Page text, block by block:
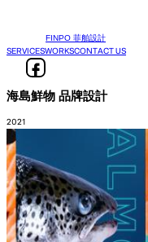
FINPO 菲舶設計
SERVICESWORKSCONTACT US
海島鮮物 品牌設計
2021